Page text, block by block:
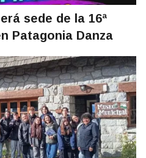
sede de la 16ª
Patagonia Danza